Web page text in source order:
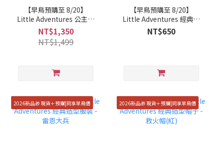
【早鳥預購至 8/20】
Little Adventures 公主包
屁衣 - 冰雪女王
NT$1,350
NT$1,499
【早鳥預購至 8/20】
Little Adventures 經典造
型帽子 - 大兵帽
NT$650
2026新品🎁 現貨＋預購|同享早鳥價 2026新品🎁 現貨＋預購|同享早鳥價